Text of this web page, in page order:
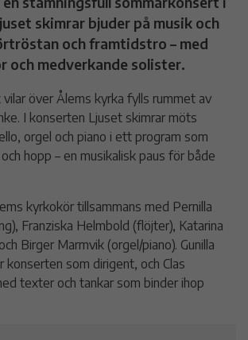
skimrar bjuder på musik och
och framtidstro – med
och medverkande solister.
vilar över Ålems kyrka fylls rummet av
I konserten Ljuset skimrar möts
orgel och piano i ett program som
hopp – en musikalisk paus för både
kyrkokör tillsammans med Pernilla
Franziska Helmbold (flöjter), Katarina
Birger Marmvik (orgel/piano). Gunilla
konserten som dirigent, och Clas
texter och tankar som binder ihop